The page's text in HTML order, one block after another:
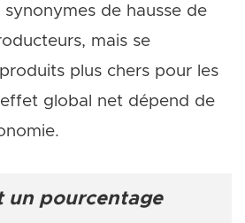
synonymes de hausse de
mais se
plus chers pour les
global net dépend de
un pourcentage